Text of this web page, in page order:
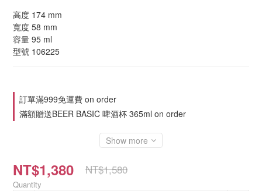
高度 174 mm
寬度 58 mm
容量 95 ml
型號 106225
訂單滿999免運費 on order
滿額贈送BEER BASIC 啤酒杯 365ml on order
Show more
NT$1,380 NT$1,580
Quantity